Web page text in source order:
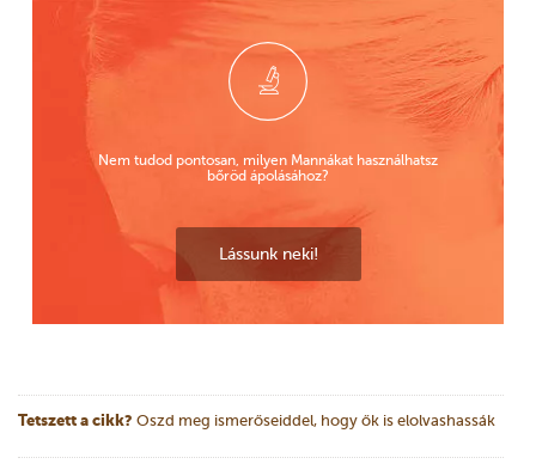
Nem tudod pontosan, milyen Mannákat használhatsz
bőröd ápolásához?
Lássunk neki!
Tetszett a cikk? Oszd meg ismerőseiddel, hogy ők is elolvashassák